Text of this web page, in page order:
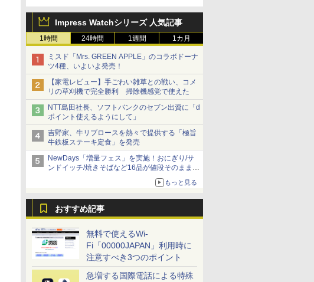
Impress Watchシリーズ 人気記事
1時間 24時間 1週間 1カ月
ミスド「Mrs. GREEN APPLE」のコラボドーナ
ツ4種、いよいよ発売！
【家電レビュー】手ごわい雑草との戦い、コメ
リの草刈機で完全勝利 掃除機感覚で使えた
NTT島田社長、ソフトバンクのセブン出資に「d
ポイント使えるようにして」
吉野家、牛リブロースを熱々で提供する「極旨
牛鉄板ステーキ定食」を発売
NewDays「増量フェス」を実施！おにぎり/サ
ンドイッチ/焼きそばなど16品が値段そのままで
もっと見る
おすすめ記事
無料で使えるWi-
Fi「00000JAPAN」利用時に
注意すべき3つのポイント
急増する国際電話による特殊